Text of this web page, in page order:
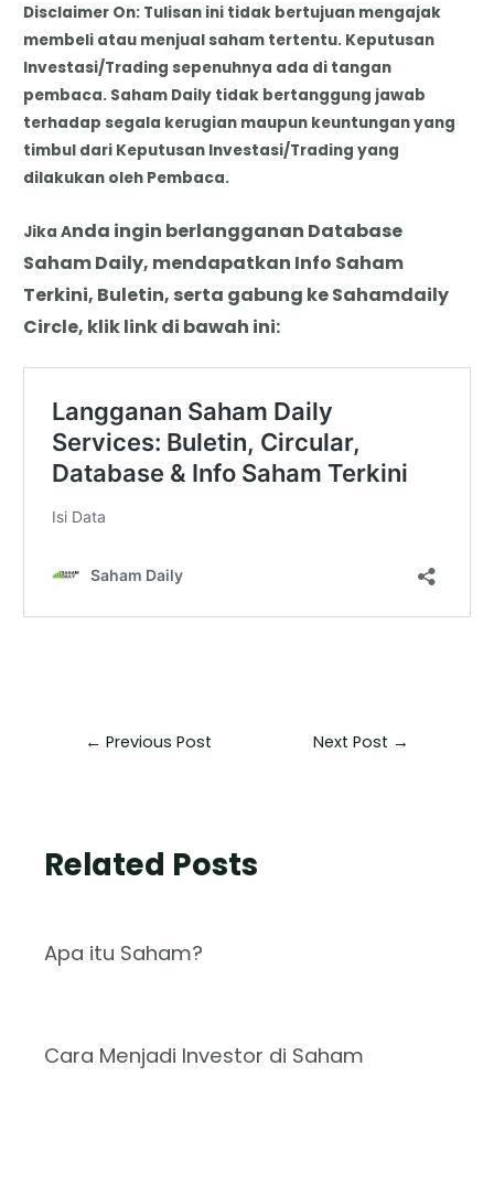
Disclaimer On: Tulisan ini tidak bertujuan mengajak
membeli atau menjual saham tertentu. Keputusan
Investasi/Trading sepenuhnya ada di tangan
pembaca. Saham Daily tidak bertanggung jawab
terhadap segala kerugian maupun keuntungan yang
timbul dari Keputusan Investasi/Trading yang
dilakukan oleh Pembaca.
Jika Anda ingin berlangganan Database
Saham Daily, mendapatkan Info Saham
Terkini, Buletin, serta gabung ke Sahamdaily
Circle, klik link di bawah ini:
← Previous Post Next Post →
Related Posts
Apa itu Saham?
Cara Menjadi Investor di Saham